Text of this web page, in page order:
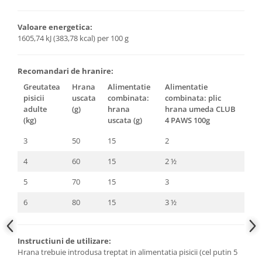
Valoare energetica:
1605,74 kJ (383,78 kcal) per 100 g
Recomandari de hranire:
Greutatea
pisicii
adulte
(kg)
Hrana
uscata
(g)
Alimentatie
combinata:
hrana
uscata (g)
Alimentatie
combinata: plic
hrana umeda CLUB
4 PAWS 100g
3
50 15
2
4
60 15
2 ½
5
70 15
3
6
80 15 3 ½
Instructiuni de utilizare:
Hrana trebuie introdusa treptat in alimentatia pisicii (cel putin 5